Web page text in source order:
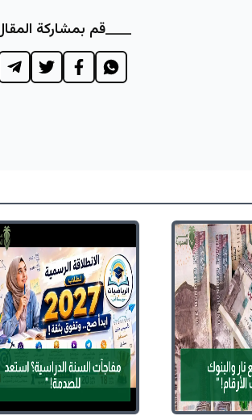
قم بمشاركة